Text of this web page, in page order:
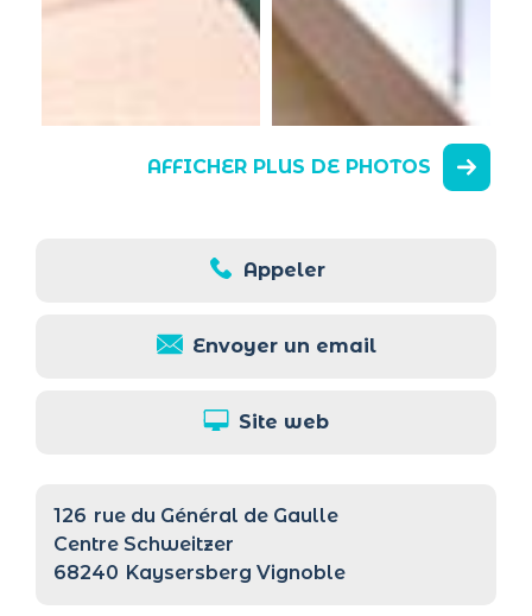
AFFICHER PLUS DE PHOTOS
Appeler
Envoyer un email
Site web
126 rue du Général de Gaulle
Centre Schweitzer
68240 Kaysersberg Vignoble